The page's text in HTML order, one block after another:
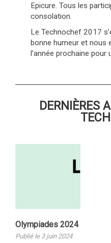
Epicure. Tous les
consolation.
Le Technochef 2017
bonne humeur et nous
l’année prochaine
DERNIÈRES
Olympiades 2024
Publié le 3 juin 2024